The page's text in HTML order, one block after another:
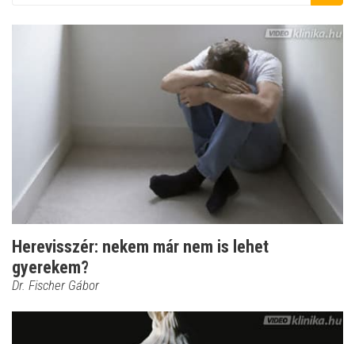
Herevisszér: nekem már nem is lehet
gyerekem?
Dr. Fischer Gábor